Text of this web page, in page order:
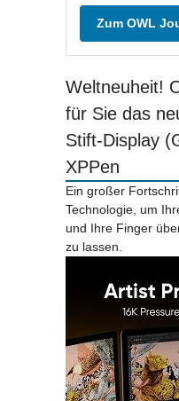
Zum OWL
Weltneuheit!
für Sie das
Stift-Display
XPPen
Ein großer
Technologie, um
und Ihre Finger
zu lassen.